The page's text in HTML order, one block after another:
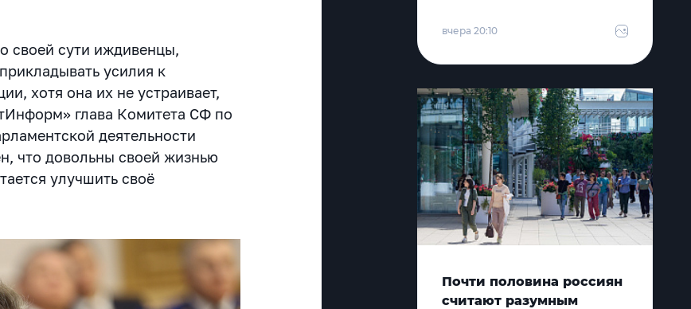
своей сути иждивенцы,
усилия к
хотя она их не устраивает,
глава Комитета СФ по
деятельности
что довольны своей жизнью
улучшить своё
вчера 20:10
Почти половина россиян
считают разумным